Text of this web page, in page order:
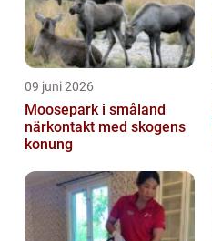
09 juni 2026
Moosepark i småland
närkontakt med skogens
konung